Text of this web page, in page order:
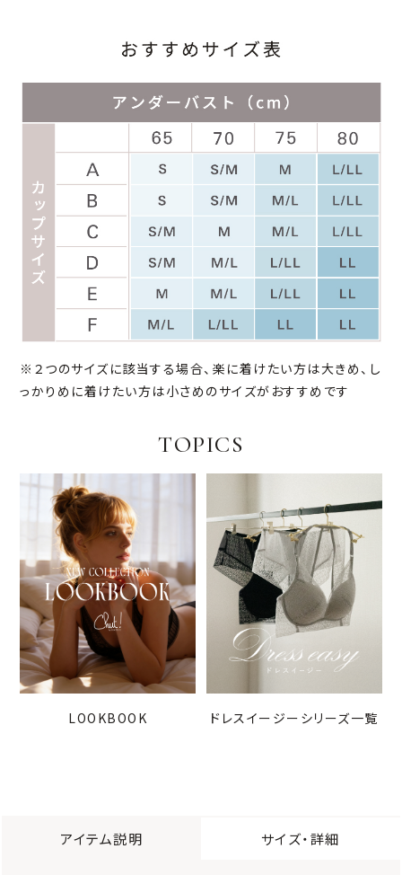
※２つのサイズに該当する場合、楽に着けたい方は大きめ、し
っかりめに着けたい方は小さめのサイズがおすすめです
TOPICS
LOOKBOOK ドレスイージーシリーズ一覧
アイテム説明 サイズ・詳細